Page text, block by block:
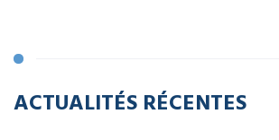
ACTUALITÉS RÉCENTES